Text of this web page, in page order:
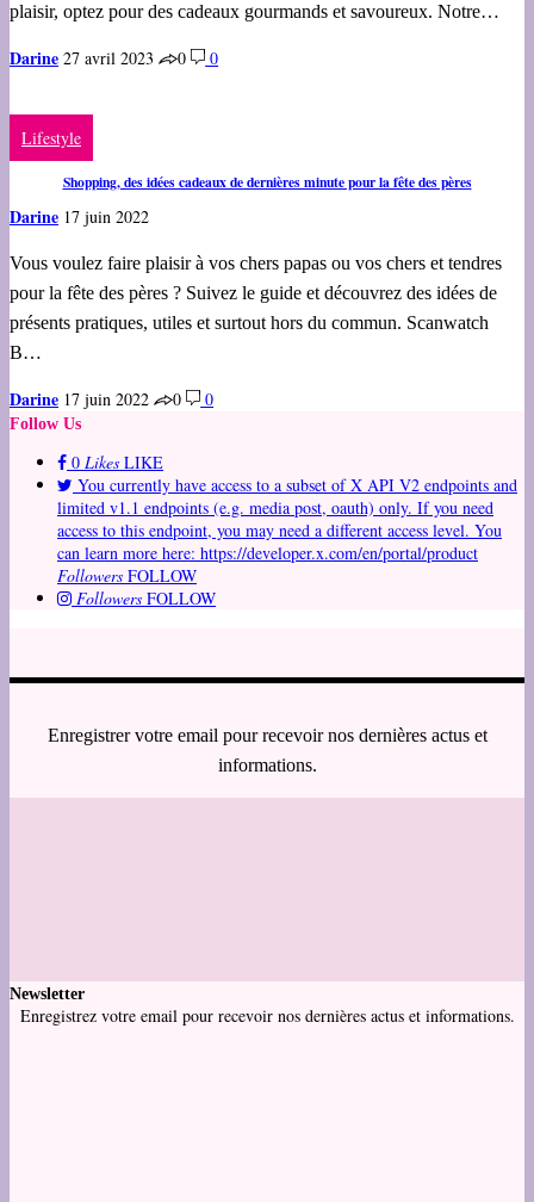
plaisir, optez pour des cadeaux gourmands et savoureux. Notre…
Darine 27 avril 2023 0 0
Lifestyle
Shopping, des idées cadeaux de dernières minute pour la fête des pères
Darine 17 juin 2022
Vous voulez faire plaisir à vos chers papas ou vos chers et tendres
pour la fête des pères ? Suivez le guide et découvrez des idées de
présents pratiques, utiles et surtout hors du commun. Scanwatch
B…
Darine 17 juin 2022 0 0
Follow Us
0 Likes LIKE
You currently have access to a subset of X API V2 endpoints and
limited v1.1 endpoints (e.g. media post, oauth) only. If you need
access to this endpoint, you may need a different access level. You
can learn more here: https://developer.x.com/en/portal/product
Followers FOLLOW
Followers FOLLOW
Enregistrer votre email pour recevoir nos dernières actus et
informations.
Newsletter
Enregistrez votre email pour recevoir nos dernières actus et informations.